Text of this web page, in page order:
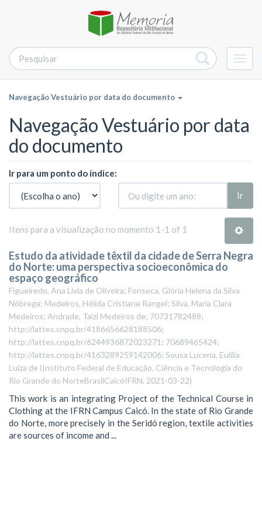
Navegação Vestuário por data do documento
Navegação Vestuário por data
do documento
Ir para um ponto do índice:
Ir
Itens para a visualização no momento 1-1 of 1
Estudo da atividade têxtil da cidade de Serra Negra
do Norte: uma perspectiva socioeconômica do
espaço geográfico
Figueiredo, Ana Lívia de Oliveira; Fonseca, Glória Helena da Silva
Nóbrega; Medeiros, Hélida Cristiane Rangel; Silva, Maria Clara
Medeiros; Andrade, Taizi Medeiros de; 70731782488;
http://lattes.cnpq.br/4186656628188506;
http://lattes.cnpq.br/6244936872023271; 70689465424;
http://lattes.cnpq.br/4163289259142006; Sousa Lucena, Eulília
Luíza de (Instituto Federal de Educação, Ciência e Tecnologia do
Rio Grande do NorteBrasilCaicóIFRN, 2021-03-22)
This work is an integrating Project of the Technical Course in
Clothing at the IFRN Campus Caicó. In the state of Rio Grande
do Norte, more precisely in the Seridó region, textile activities
are sources of income and ...